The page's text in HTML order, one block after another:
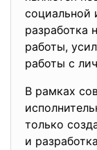
социальной
разработка
работы,
работы с
В рамках
только
и